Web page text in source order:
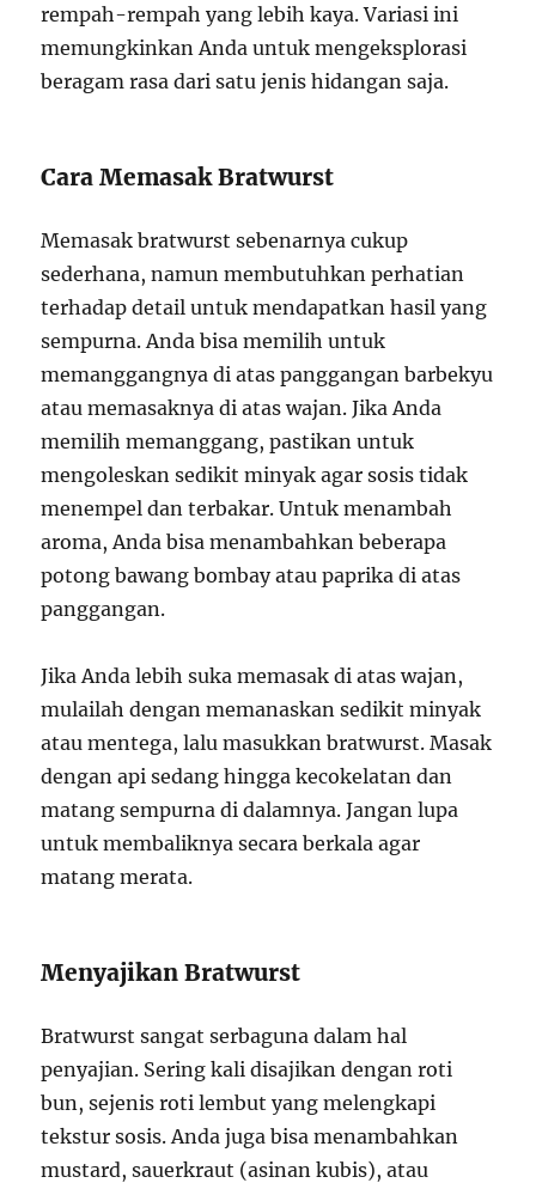
rempah-rempah yang lebih kaya. Variasi ini
memungkinkan Anda untuk mengeksplorasi
beragam rasa dari satu jenis hidangan saja.
Cara Memasak Bratwurst
Memasak bratwurst sebenarnya cukup
sederhana, namun membutuhkan perhatian
terhadap detail untuk mendapatkan hasil yang
sempurna. Anda bisa memilih untuk
memanggangnya di atas panggangan barbekyu
atau memasaknya di atas wajan. Jika Anda
memilih memanggang, pastikan untuk
mengoleskan sedikit minyak agar sosis tidak
menempel dan terbakar. Untuk menambah
aroma, Anda bisa menambahkan beberapa
potong bawang bombay atau paprika di atas
panggangan.
Jika Anda lebih suka memasak di atas wajan,
mulailah dengan memanaskan sedikit minyak
atau mentega, lalu masukkan bratwurst. Masak
dengan api sedang hingga kecokelatan dan
matang sempurna di dalamnya. Jangan lupa
untuk membaliknya secara berkala agar
matang merata.
Menyajikan Bratwurst
Bratwurst sangat serbaguna dalam hal
penyajian. Sering kali disajikan dengan roti
bun, sejenis roti lembut yang melengkapi
tekstur sosis. Anda juga bisa menambahkan
mustard, sauerkraut (asinan kubis), atau